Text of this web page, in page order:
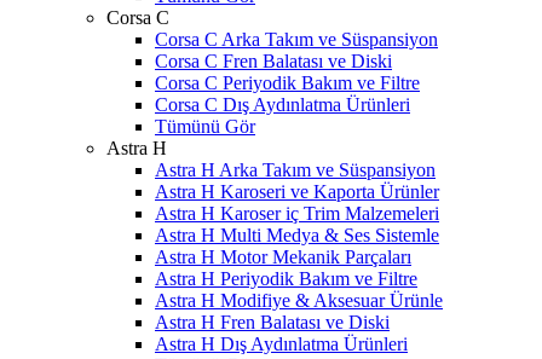
Corsa C
Corsa C Arka Takım ve Süspansiyon
Corsa C Fren Balatası ve Diski
Corsa C Periyodik Bakım ve Filtre
Corsa C Dış Aydınlatma Ürünleri
Tümünü Gör
Astra H
Astra H Arka Takım ve Süspansiyon
Astra H Karoseri ve Kaporta Ürünler
Astra H Karoser iç Trim Malzemeleri
Astra H Multi Medya & Ses Sistemle
Astra H Motor Mekanik Parçaları
Astra H Periyodik Bakım ve Filtre
Astra H Modifiye & Aksesuar Ürünle
Astra H Fren Balatası ve Diski
Astra H Dış Aydınlatma Ürünleri